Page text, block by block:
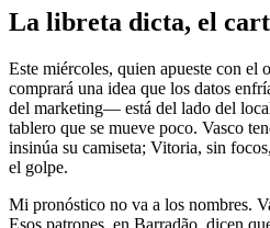
La libreta dicta, el
Este miércoles, quien apueste con el
comprará una idea que los datos
del marketing— está del lado del
tablero que se mueve poco. Vasco
insinúa su camiseta; Vitoria, sin
el golpe.
Mi pronóstico no va a los nombres.
Esos patrones, en Barradão, dicen